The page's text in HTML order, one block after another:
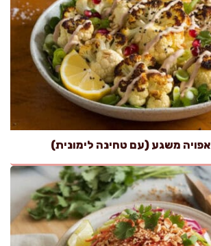
משגע (עם טחינה לימונית)